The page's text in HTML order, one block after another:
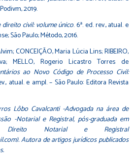
2019.
direito civil: volume único. 6ª. ed. rev., atual. e
São Paulo; Método, 2016.
CONCEIÇÃO, Maria Lúcia Lins; RIBEIRO,
MELLO, Rogerio Licastro Torres de
ao Novo Código de Processo Civil:
atual. e ampl. – São Paulo: Editora Revista
Lôbo Cavalcanti -Advogada na área de
-Notarial e Registral, pós-graduada em
Direito Notarial e Registral
Autora de artigos jurídicos publicados